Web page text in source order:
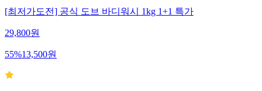
[최저가도전] 공식 도브 바디워시 1kg 1+1 특가
29,800원
55%13,500원